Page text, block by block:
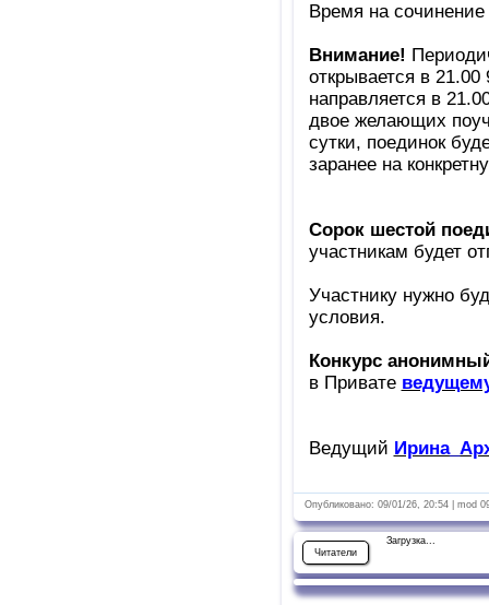
Время на
Внимание!
открывается в
направляется в
двое желающих
сутки, поединок
заранее на
Сорок шестой
участникам будет
Участнику нужно
условия.
Конкурс
в Привате
Ведущий
Опубликовано: 09/01/26, 20:54 | mod
Читатели
Загрузка...